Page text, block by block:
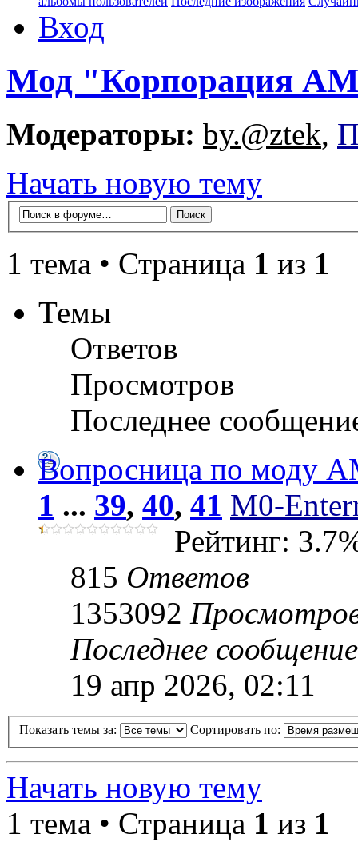
Вход
Мод "Корпорация
Модераторы: by.@ztek,
Начать новую тему
1 тема • Страница 1 из 1
Темы
Ответов
Просмотров
Последнее
Вопросница по моду
1 ... 39, 40, 41 M0-
Рейтинг:
815 Ответов
1353092
Последнее
19 апр 2026, 02:11
Показать темы за: Сортировать по:
Начать новую тему
1 тема • Страница 1 из 1